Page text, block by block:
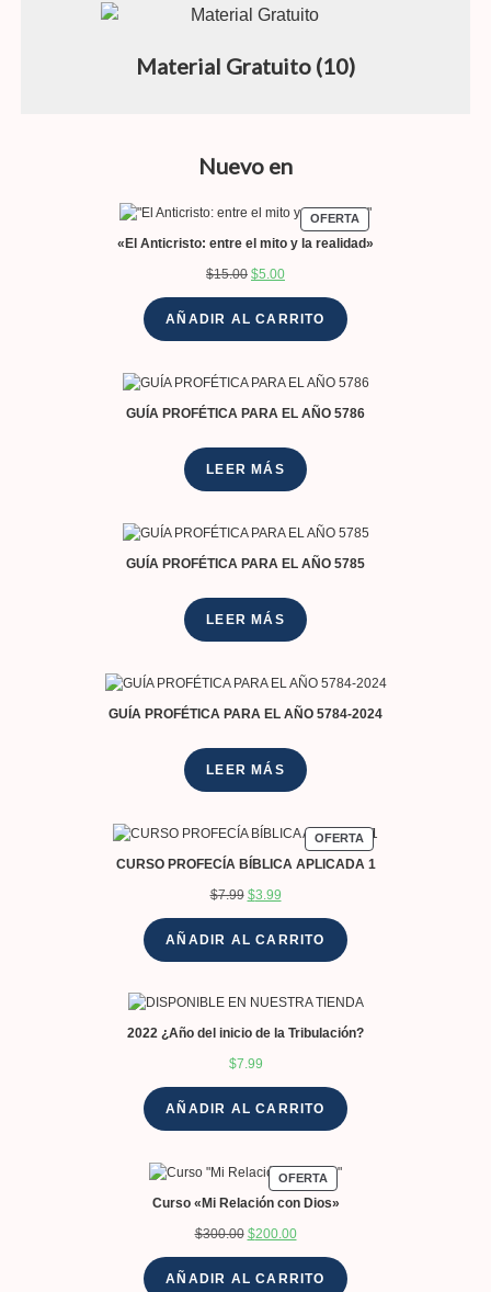
Material Gratuito (10)
Nuevo en
OFERTA
«El Anticristo: entre el mito y la realidad»
$15.00 $5.00
AÑADIR AL CARRITO
GUÍA PROFÉTICA PARA EL AÑO 5786
LEER MÁS
GUÍA PROFÉTICA PARA EL AÑO 5785
LEER MÁS
GUÍA PROFÉTICA PARA EL AÑO 5784-2024
LEER MÁS
OFERTA
CURSO PROFECÍA BÍBLICA APLICADA 1
$7.99 $3.99
AÑADIR AL CARRITO
2022 ¿Año del inicio de la Tribulación?
$7.99
AÑADIR AL CARRITO
OFERTA
Curso «Mi Relación con Dios»
$300.00 $200.00
AÑADIR AL CARRITO